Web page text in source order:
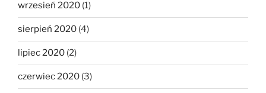
wrzesień 2020 (1)
sierpień 2020 (4)
lipiec 2020 (2)
czerwiec 2020 (3)